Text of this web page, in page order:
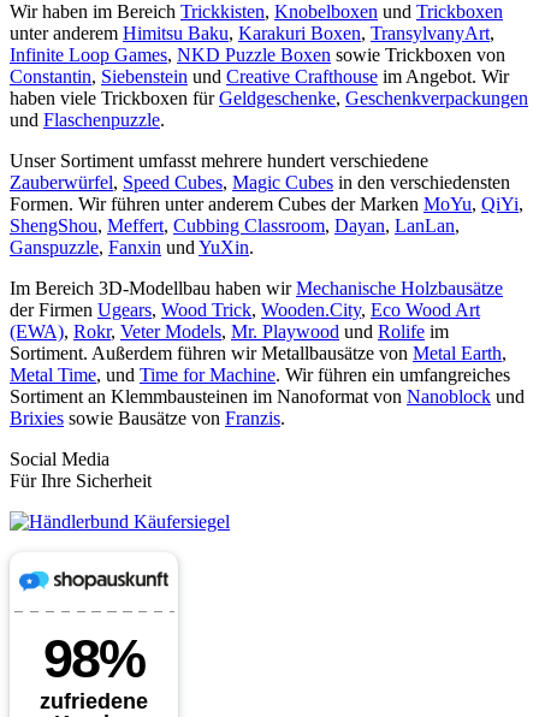
Wir haben im Bereich Trickkisten, Knobelboxen und Trickboxen
unter anderem Himitsu Baku, Karakuri Boxen, TransylvanyArt,
Infinite Loop Games, NKD Puzzle Boxen sowie Trickboxen von
Constantin, Siebenstein und Creative Crafthouse im Angebot. Wir
haben viele Trickboxen fürGeldgeschenke, Geschenkverpackungen
und Flaschenpuzzle.
Unser Sortiment umfasst mehrere hundert verschiedene
Zauberwürfel, Speed Cubes, Magic Cubes in den verschiedensten
Formen. Wir führen unter anderem Cubes der Marken MoYu, QiYi,
ShengShou, Meffert, Cubbing Classroom, Dayan, LanLan,
Ganspuzzle, Fanxin und YuXin.
Im Bereich 3D-Modellbau haben wirMechanische Holzbausätze
der Firmen Ugears, Wood Trick, Wooden.City, Eco Wood Art
(EWA), Rokr, Veter Models, Mr. Playwood und Rolife im
Sortiment. Außerdem führen wir Metallbausätze von Metal Earth,
Metal Time, und Time for Machine. Wir führen ein umfangreiches
Sortiment an Klemmbausteinen im Nanoformat von Nanoblock und
Brixies sowie Bausätze von Franzis.
Social Media
Für Ihre Sicherheit